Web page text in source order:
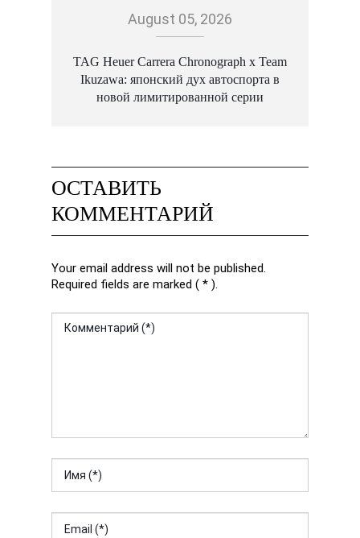
August 05, 2026
TAG Heuer Carrera Chronograph x Team
Ikuzawa: японский дух автоспорта в
новой лимитированной серии
ОСТАВИТЬ
КОММЕНТАРИЙ
Your email address will not be published.
Required fields are marked ( * ).